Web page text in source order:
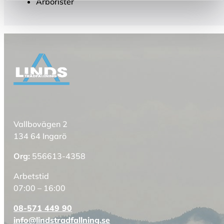
Vallbovägen 2
134 64 Ingarö
Org: 556613-4358
Arbetstid
07:00 – 16:00
08-571 449 90
info@lindstradfallning.se